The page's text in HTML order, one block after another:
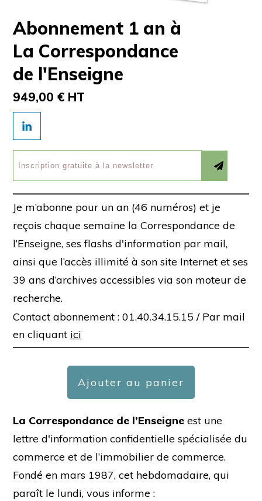
Abonnement 1 an à
La Correspondance
de l'Enseigne
949,00 € HT
Je m’abonne pour un an (46 numéros) et je
reçois chaque semaine la Correspondance de
l’Enseigne, ses flashs d'information par mail,
ainsi que l’accès illimité à son site Internet et ses
39 ans d’archives accessibles via son moteur de
recherche.
Contact abonnement : 01.40.34.15.15 / Par mail
en cliquant ici
Ajouter au panier
La Correspondance de l’Enseigne est une
lettre d'information confidentielle spécialisée du
commerce et de l’immobilier de commerce.
Fondé en mars 1987, cet hebdomadaire, qui
paraît le lundi, vous informe :